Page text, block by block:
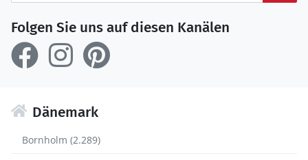
Folgen Sie uns auf diesen Kanälen
Dänemark
Bornholm (2.289)